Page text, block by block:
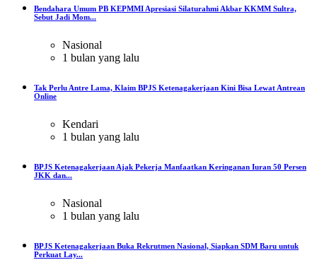
Bendahara Umum PB KEPMMI Apresiasi Silaturahmi Akbar KKMM Sultra,
Sebut Jadi Mom...
Nasional
1 bulan yang lalu
Tak Perlu Antre Lama, Klaim BPJS Ketenagakerjaan Kini Bisa Lewat Antrean
Online
Kendari
1 bulan yang lalu
BPJS Ketenagakerjaan Ajak Pekerja Manfaatkan Keringanan Iuran 50 Persen
JKK dan...
Nasional
1 bulan yang lalu
BPJS Ketenagakerjaan Buka Rekrutmen Nasional, Siapkan SDM Baru untuk
Perkuat Lay...